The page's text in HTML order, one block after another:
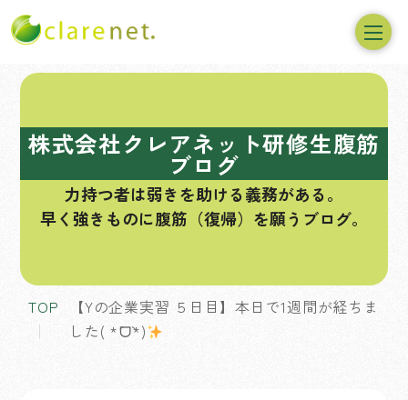
株式会社クレアネット研修生腹筋
ブログ
力持つ者は弱きを助ける義務がある。
早く強きものに腹筋（復帰）を願うブログ。
TOP
【Yの企業実習 ５日目】本日で1週間が経ちま
した( *´ᗜ`*)